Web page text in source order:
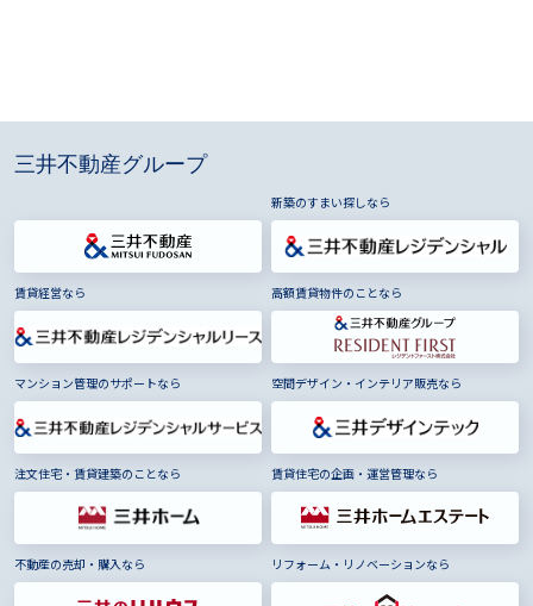
三井不動産グループ
新築のすまい探しなら
賃貸経営なら 高額賃貸物件のことなら
マンション管理のサポートなら 空間デザイン・インテリア販売なら
注文住宅・賃貸建築のことなら 賃貸住宅の企画・運営管理なら
不動産の売却・購入なら リフォーム・リノベーションなら